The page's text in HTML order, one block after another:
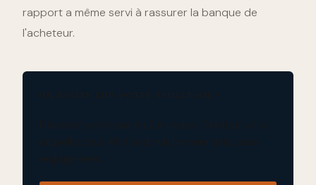
rapport a même servi à rassurer la banque de
l'acheteur.